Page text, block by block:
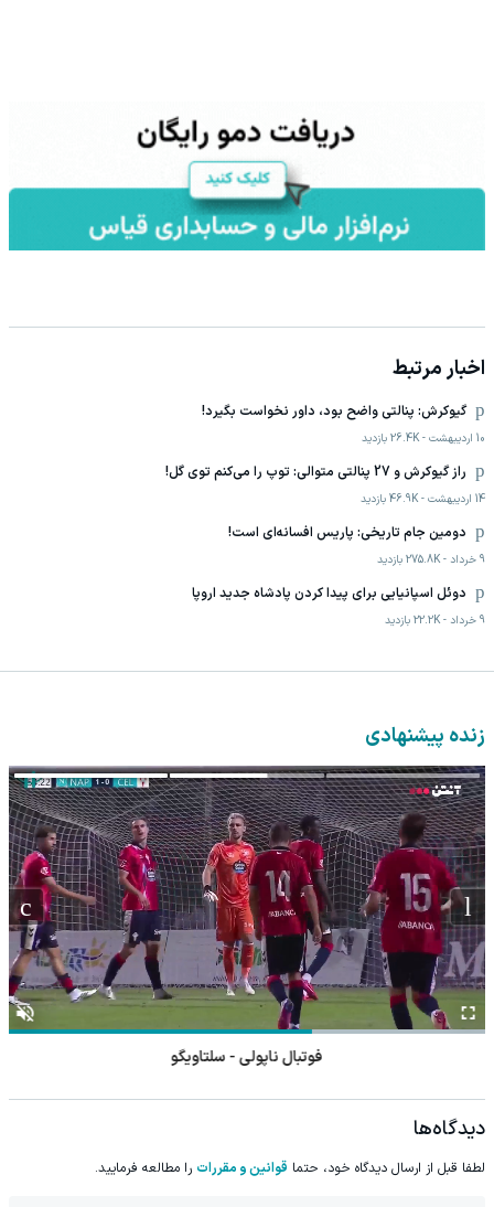
اخبار مرتبط
گیوکرش: پنالتی واضح بود، داور نخواست بگیرد!
10 اردیبهشت -
26.4K بازدید
راز گیوکرش و 27 پنالتی متوالی: توپ را می‌کنم توی گل!
14 اردیبهشت -
46.9K بازدید
دومین جام تاریخی: پاریس افسانه‌ای است!
9 خرداد -
275.8K بازدید
دوئل اسپانیایی برای پیدا کردن پادشاه جدید اروپا
9 خرداد -
22.2K بازدید
زنده پیشنهادی
فوتبال ناپولی - سلتاویگو
دیدگاه‌ها
لطفا قبل از ارسال دیدگاه خود، حتما قوانین و مقررات را مطالعه فرمایید.